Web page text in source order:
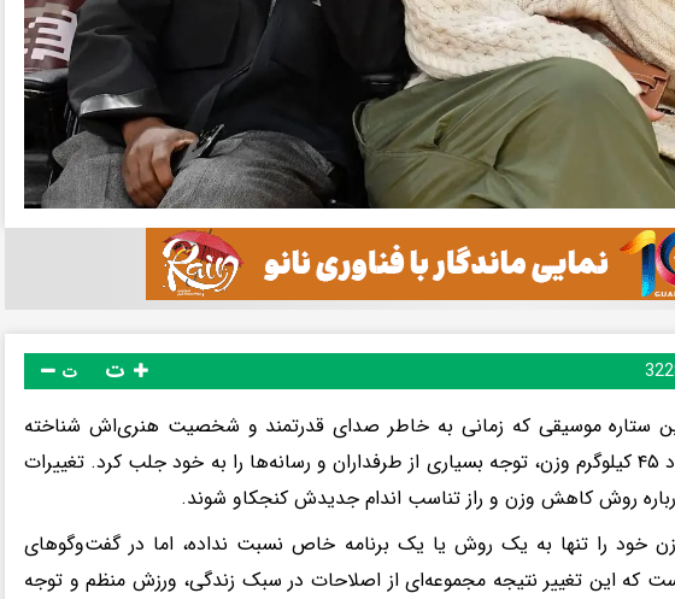
ت
ستاره موسیقی که زمانی به خاطر صدای قدرتمند و شخصیت هنری‌اش شناخته
می‌شد، با کاهش حدود ۴۵ کیلوگرم وزن، توجه بسیاری از طرفداران و رسانه‌ها را به خود جلب کرد. تغییرات
روش کاهش وزن و راز تناسب اندام جدیدش کنجکاو شوند.
خود را تنها به یک روش یا یک برنامه خاص نسبت نداده، اما در گفت‌وگوهای
که این تغییر نتیجه مجموعه‌ای از اصلاحات در سبک زندگی، ورزش منظم و توجه